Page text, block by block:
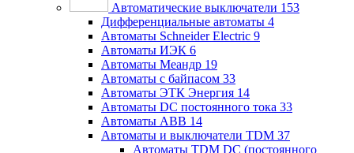
Автоматические выключатели 153
Дифференциальные автоматы 4
Автоматы Schneider Electric 9
Автоматы ИЭК 6
Автоматы Меандр 19
Автоматы с байпасом 33
Автоматы ЭТК Энергия 14
Автоматы DC постоянного тока 33
Автоматы ABB 14
Автоматы и выключатели TDM 37
Автоматы TDM DC (постоянного